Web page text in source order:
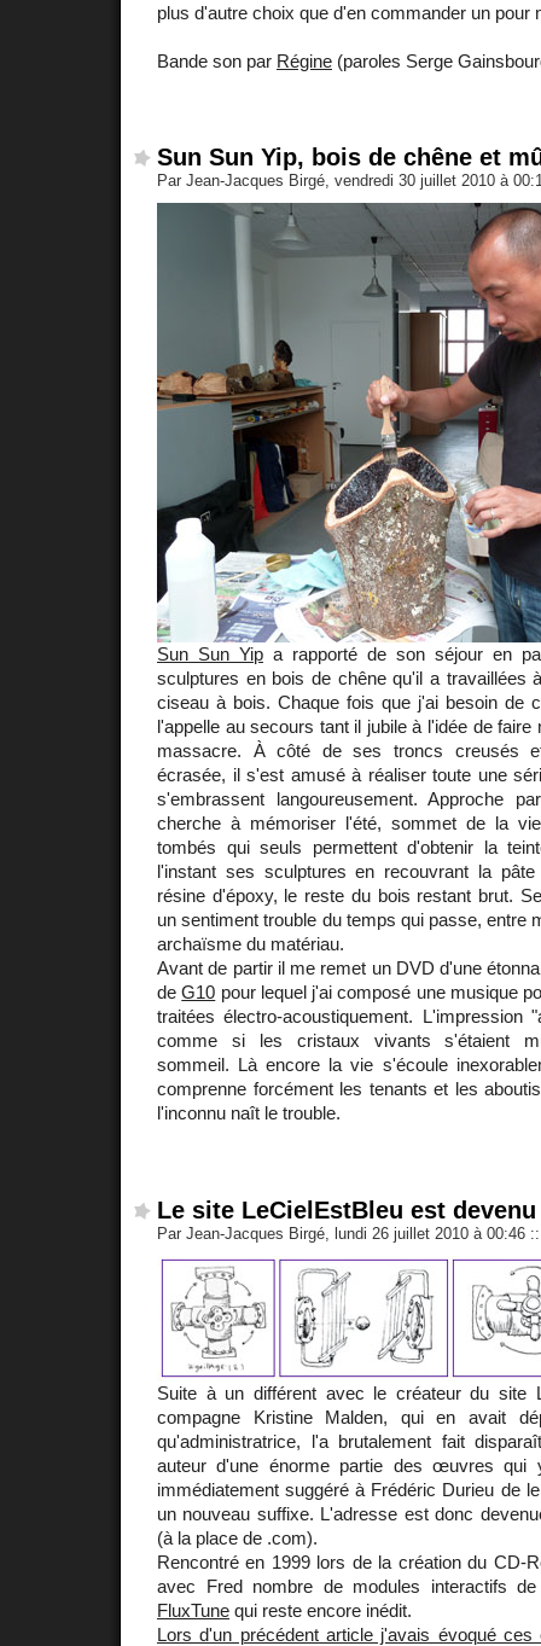
plus d'autre choix que d'en commander un pour
Bande son par Régine (paroles Serge
Sun Sun Yip, bois de chêne et
Par Jean-Jacques Birgé, vendredi 30 juillet 2010 à
Sun Sun Yip a rapporté de son séjour en
sculptures en bois de chêne qu'il a travaillées
ciseau à bois. Chaque fois que j'ai besoin de
l'appelle au secours tant il jubile à l'idée de
massacre. À côté de ses troncs creusés
écrasée, il s'est amusé à réaliser toute une
s'embrassent langoureusement. Approche
cherche à mémoriser l'été, sommet de la
tombés qui seuls permettent d'obtenir la
l'instant ses sculptures en recouvrant la
résine d'époxy, le reste du bois restant brut.
un sentiment trouble du temps qui passe, entre
archaïsme du matériau.
Avant de partir il me remet un DVD d'une
deG10 pour lequel j'ai composé une musique
traitées électro-acoustiquement. L'impression
comme si les cristaux vivants s'étaient
sommeil. Là encore la vie s'écoule
comprenne forcément les tenants et les
l'inconnu naît le trouble.
Le site LeCielEstBleu est
Par Jean-Jacques Birgé, lundi 26 juillet 2010 à 00:46 ::
Suite à un différent avec le créateur du site
compagne Kristine Malden, qui en avait
qu'administratrice, l'a brutalement fait
auteur d'une énorme partie des œuvres qui
immédiatement suggéré à Frédéric Durieu de
un nouveau suffixe. L'adresse est donc
(à la place de .com).
Rencontré en 1999 lors de la création du CD-
avec Fred nombre de modules interactifs
FluxTune qui reste encore inédit.
Lors d'un précédent article j'avais évoqué